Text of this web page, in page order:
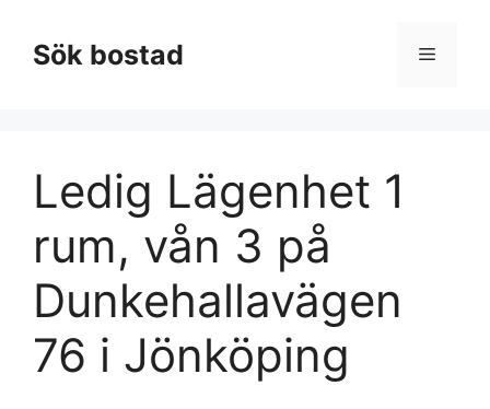
innehållSök bostad Meny
Ledig Lägenhet 1
rum, vån 3 på
Dunkehallavägen
76 i Jönköping